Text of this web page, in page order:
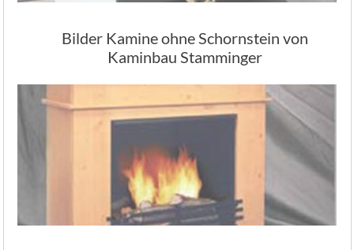
Bilder Kamine ohne Schornstein von
Kaminbau Stamminger